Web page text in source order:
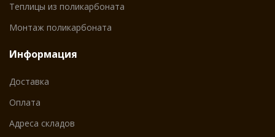
Теплицы из поликарбоната
Монтаж поликарбоната
Информация
Доставка
Оплата
Адреса складов